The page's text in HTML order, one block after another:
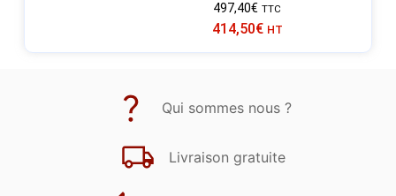
497,40€ TTC
414,50€ HT
Qui sommes nous ?
Livraison gratuite